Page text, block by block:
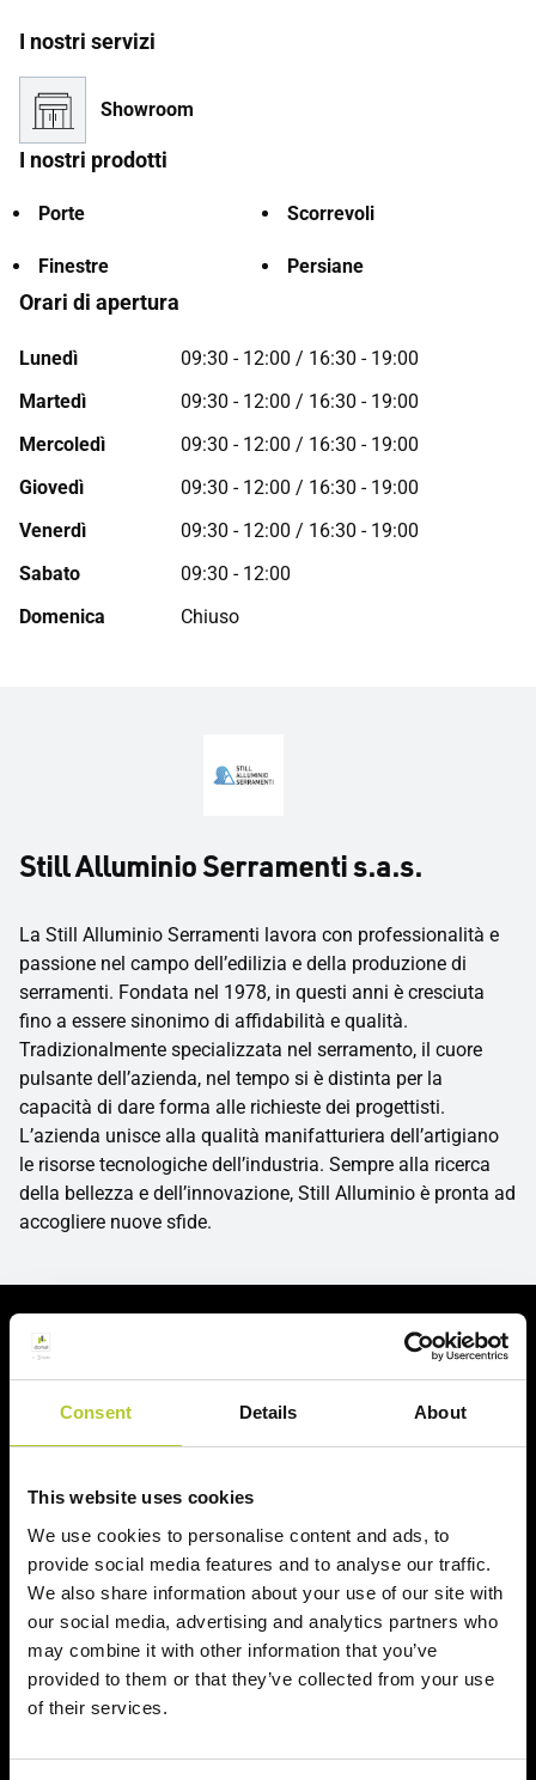
Consent Details About
This website uses cookies
We use cookies to personalise content and ads, to
provide social media features and to analyse our traffic.
We also share information about your use of our site with
our social media, advertising and analytics partners who
may combine it with other information that you’ve
provided to them or that they’ve collected from your use
of their services.
I nostri servizi
Showroom
I nostri prodotti
Porte Scorrevoli
Finestre Persiane
Orari di apertura
Lunedì
09:30 - 12:00 / 16:30 - 19:00
Martedì
09:30 - 12:00 / 16:30 - 19:00
Mercoledì
09:30 - 12:00 / 16:30 - 19:00
Giovedì
09:30 - 12:00 / 16:30 - 19:00
Venerdì
09:30 - 12:00 / 16:30 - 19:00
Sabato
09:30 - 12:00
Domenica
Chiuso
Still Alluminio Serramenti s.a.s.
La Still Alluminio Serramenti lavora con professionalità e
passione nel campo dell’edilizia e della produzione di
serramenti. Fondata nel 1978, in questi anni è cresciuta
fino a essere sinonimo di affidabilità e qualità.
Tradizionalmente specializzata nel serramento, il cuore
pulsante dell’azienda, nel tempo si è distinta per la
capacità di dare forma alle richieste dei progettisti.
L’azienda unisce alla qualità manifatturiera dell’artigiano
le risorse tecnologiche dell’industria. Sempre alla ricerca
della bellezza e dell’innovazione, Still Alluminio è pronta ad
accogliere nuove sfide.
Richiedi il tuo preventivo in 2 minuti